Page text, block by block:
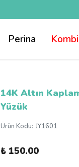
Perina
14K Altın
Yüzük
Ürün Kodu: JY1601
₺ 150.00